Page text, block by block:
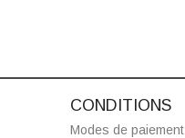
CONDITIONS
Modes de paiement